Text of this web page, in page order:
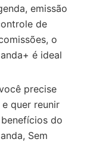
emissão
de
o
é ideal
precise
quer reunir
do
Sem